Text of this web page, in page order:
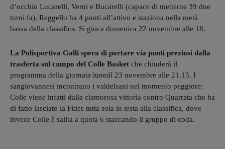
d’occhio Lucarelli, Verni e Bucarelli (capace di metterne 39 due
turni fa). Reggello ha 4 punti all’attivo e staziona nella metà
bassa della classifica. Si gioca domenica 22 novembre alle 18.
La Polisportiva Galli spera di portare via punti preziosi dalla
trasferta sul campo del Colle Basket che chiuderà il
programma della giornata lunedì 23 novembre alle 21.15. I
sangiovannesi incontrano i valdelsani nel momento peggiore:
Colle viene infatti dalla clamorosa vittoria contro Quarrata che ha
di fatto lasciato la Fides tutta sola in testa alla classifica, dove
invece Colle è salita a quota 6 staccando il gruppo di coda.